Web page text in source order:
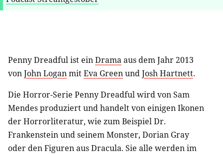
Penny Dreadful ist einDramaaus dem Jahr 2013
vonJohn LoganmitEva GreenundJosh Hartnett.
Die Horror-Serie Penny Dreadful wird von Sam
Mendes produziert und handelt von einigen Ikonen
der Horrorliteratur, wie zum Beispiel Dr.
Frankenstein und seinem Monster, Dorian Gray
oder den Figuren aus Dracula. Sie alle werden im